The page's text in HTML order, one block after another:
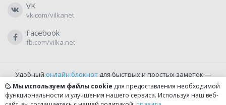
VK
vk.com/vilkanet
Facebook
fb.com/vilka.net
Удобный онлайн блокнотдля быстрых и простых заметок —
бесплатно и доступно прямо из браузера.
Мы используем файлы cookie для предоставления необходимой
функциональности и улучшения нашего сервиса. Используя наш веб-